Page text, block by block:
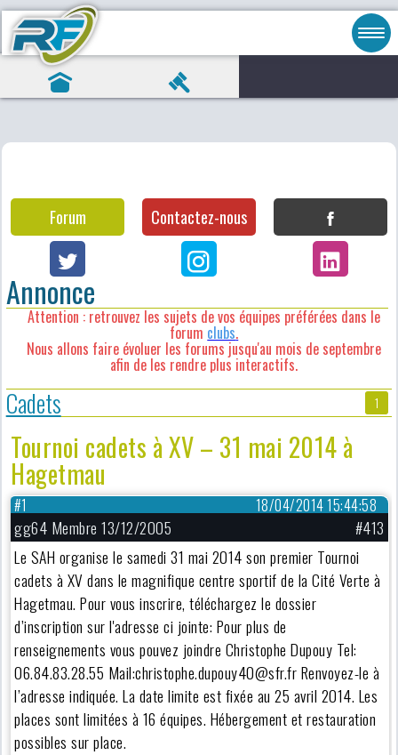
Forum Contactez-nous
Annonce
Attention : retrouvez les sujets de vos équipes préférées dans le
forum clubs.
Nous allons faire évoluer les forums jusqu'au mois de septembre
afin de les rendre plus interactifs.
Cadets 1
Tournoi cadets à XV – 31 mai 2014 à
Hagetmau
18/04/2014 15:44:58
#1
gg64 Membre 13/12/2005
#413
Le SAH organise le samedi 31 mai 2014 son premier Tournoi
cadets à XV dans le magnifique centre sportif de la Cité Verte à
Hagetmau. Pour vous inscrire, téléchargez le dossier
d’inscription sur l'adresse ci jointe: Pour plus de
renseignements vous pouvez joindre Christophe Dupouy Tel:
06.84.83.28.55 Mail:christophe.dupouy40@sfr.fr Renvoyez-le à
l’adresse indiquée. La date limite est fixée au 25 avril 2014. Les
places sont limitées à 16 équipes. Hébergement et restauration
possibles sur place.